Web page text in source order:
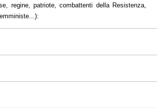
regine, patriote, combattenti della Resistenza,